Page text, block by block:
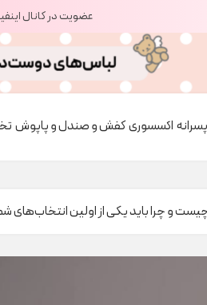
عضویت در کانال
اکسسوریکفش و صندل و پاپوش
و چرا باید یکی از اولین انتخاب‌های